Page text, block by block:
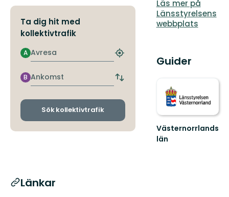
Ta dig hit med
kollektivtrafik
Avresa
A
Hitta
hållplats
Ankomst
B
Byt
och
ankomsthållplatser
Sök kollektivtrafik
Länkar
Läs mer på
Länsstyrelsens
webbplats
Guider
Västernorrlands
län